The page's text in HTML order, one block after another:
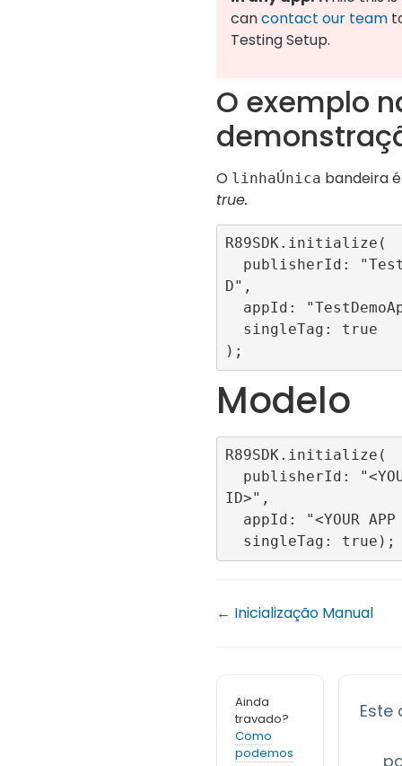
cancontact our team
Testing Setup.
O exemplo
O linhaÚnica bandeira
true.
R89SDK.initialize(
D",
Modelo
R89SDK.initialize(
ID>",
← Inicialização Manual
Ainda
travado?
Como
podemos
Este